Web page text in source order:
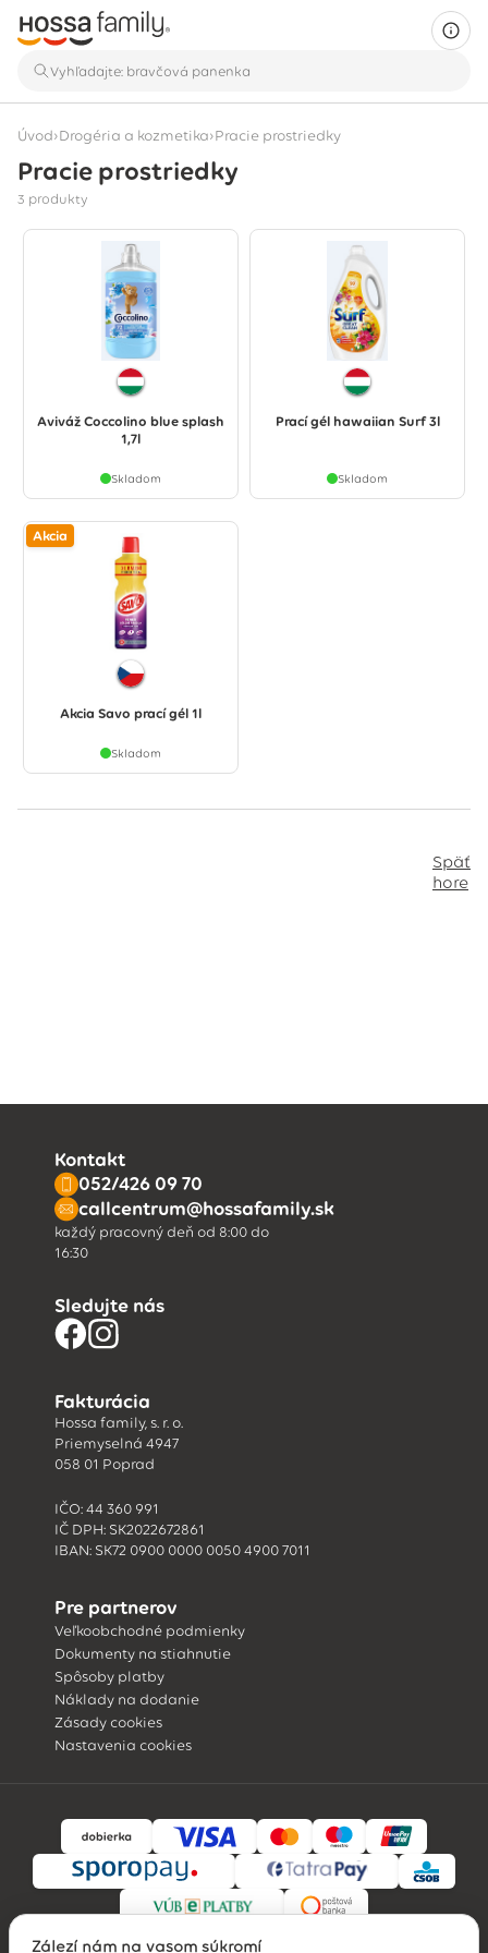
Úvod›Drogéria a kozmetika›Pracie prostriedky
Pracie prostriedky
3 produkty
Aviváž Coccolino blue splash
1,7l
Skladom
Prací gél hawaiian Surf 3l
Skladom
Akcia
Akcia Savo prací gél 1l
Skladom
Späť
hore
Kontakt
052/426 09 70
callcentrum@hossafamily.sk
každý pracovný deň od 8:00 do
16:30
Sledujte nás
Fakturácia
Hossa family, s. r. o.
Priemyselná 4947
058 01 Poprad
IČO: 44 360 991
IČ DPH: SK2022672861
IBAN: SK72 0900 0000 0050 4900 7011
Pre partnerov
Veľkoobchodné podmienky
Dokumenty na stiahnutie
Spôsoby platby
Náklady na dodanie
Zásady cookies
Nastavenia cookies
Záleží nám na vašom súkromí